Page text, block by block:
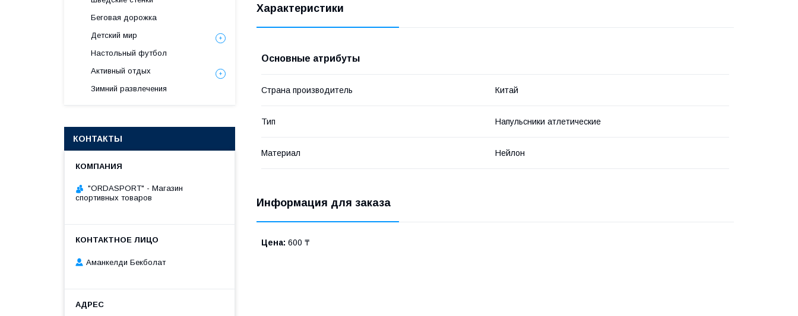
Характеристики
Основные атрибуты
Страна производитель Китай
Тип Напульсники атлетические
Материал Нейлон
Информация для заказа
Цена: 600 ₸
Беговая дорожка
Детский мир
Настольный футбол
Активный отдых
Зимний развлечения
КОНТАКТЫ
"ORDASPORT" - Магазин
спортивных товаров
Аманкелди Бекболат